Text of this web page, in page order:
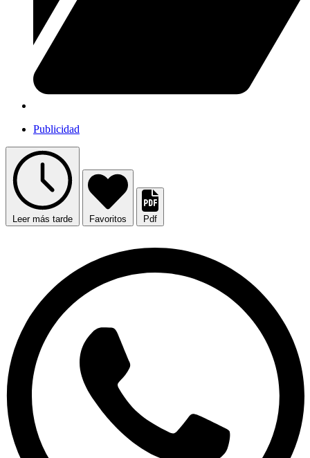
Publicidad
Leer más tarde Favoritos Pdf